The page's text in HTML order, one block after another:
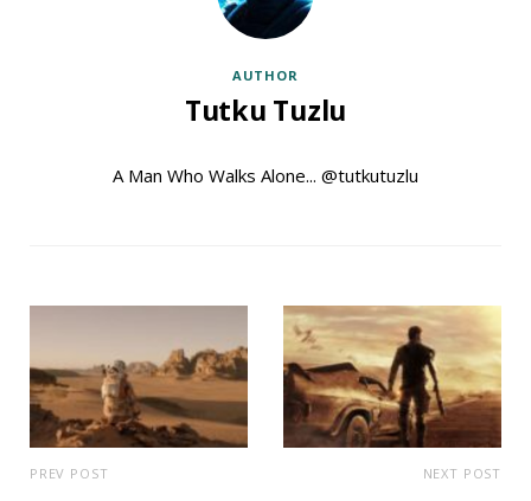
AUTHOR
Tutku Tuzlu
A Man Who Walks Alone... @tutkutuzlu
PREV POST NEXT POST